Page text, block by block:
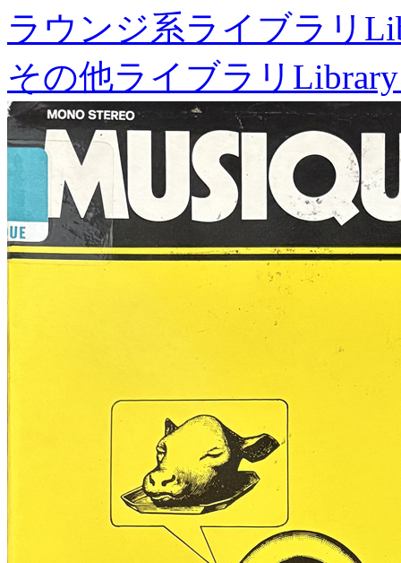
ラウンジ系ライブラリ
その他ライブラリ